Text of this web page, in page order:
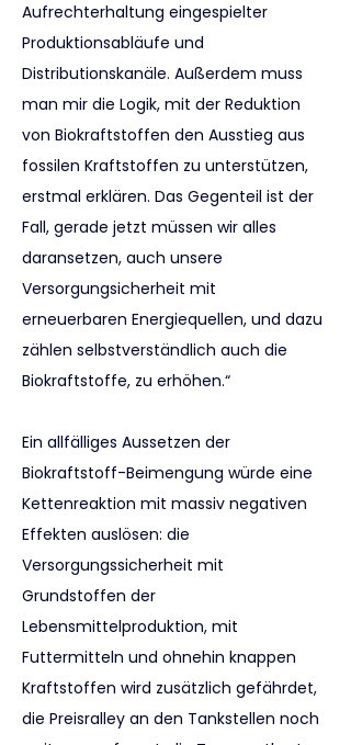
Aufrechterhaltung eingespielter
Produktionsabläufe und
Distributionskanäle. Außerdem muss
man mir die Logik, mit der Reduktion
von Biokraftstoffen den Ausstieg aus
fossilen Kraftstoffen zu unterstützen,
erstmal erklären. Das Gegenteil ist der
Fall, gerade jetzt müssen wir alles
daransetzen, auch unsere
Versorgungsicherheit mit
erneuerbaren Energiequellen, und dazu
zählen selbstverständlich auch die
Biokraftstoffe, zu erhöhen.“
Ein allfälliges Aussetzen der
Biokraftstoff-Beimengung würde eine
Kettenreaktion mit massiv negativen
Effekten auslösen: die
Versorgungssicherheit mit
Grundstoffen der
Lebensmittelproduktion, mit
Futtermitteln und ohnehin knappen
Kraftstoffen wird zusätzlich gefährdet,
die Preisralley an den Tankstellen noch